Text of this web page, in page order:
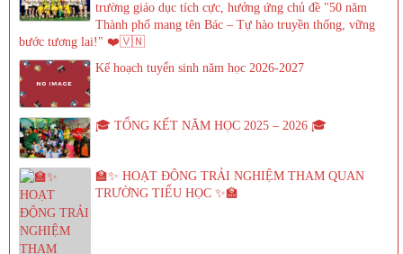
trường giáo dục tích cực, hưởng ứng chủ đề "50 năm
Thành phố mang tên Bác – Tự hào truyền thống, vững
bước tương lai!" ❤️🇻🇳
Kế hoạch tuyển sinh năm học 2026-2027
🎓 TỔNG KẾT NĂM HỌC 2025 – 2026 🎓
🏫✨ HOẠT ĐỘNG TRẢI NGHIỆM THAM QUAN
TRƯỜNG TIỂU HỌC ✨🏫